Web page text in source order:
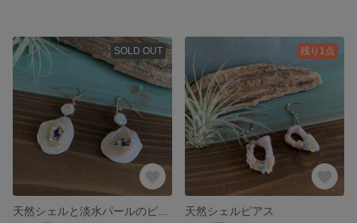
SOLD OUT 残り1点
天然シェルピアス